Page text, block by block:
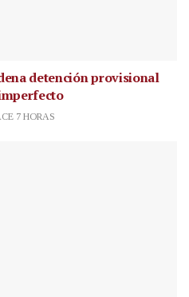
detención provisional
7 HORAS